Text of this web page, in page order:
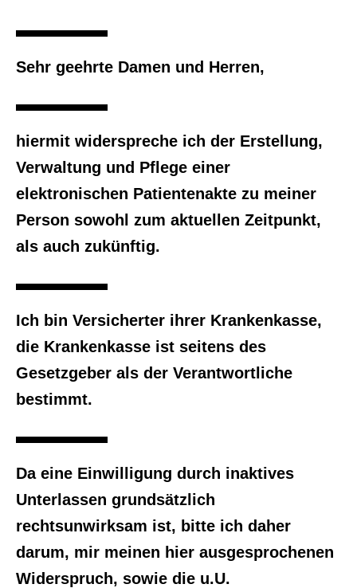
Sehr geehrte Damen und Herren,
hiermit widerspreche ich der Erstellung,
Verwaltung und Pflege einer
elektronischen Patientenakte zu meiner
Person sowohl zum aktuellen Zeitpunkt,
als auch zukünftig.
Ich bin Versicherter ihrer Krankenkasse,
die Krankenkasse ist seitens des
Gesetzgeber als der Verantwortliche
bestimmt.
Da eine Einwilligung durch inaktives
Unterlassen grundsätzlich
rechtsunwirksam ist, bitte ich daher
darum, mir meinen hier ausgesprochenen
Widerspruch, sowie die u.U.